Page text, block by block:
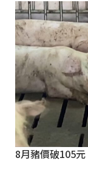
8月豬價破105